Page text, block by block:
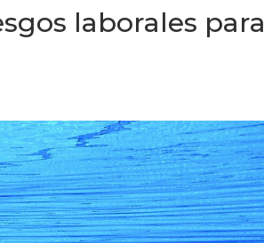
laborales para